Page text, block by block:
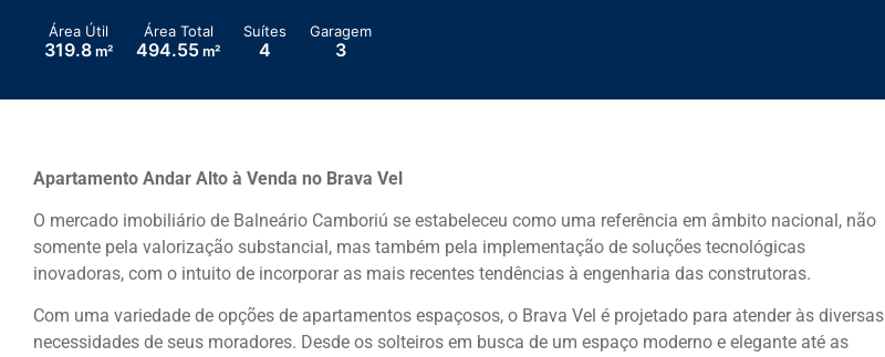
Área Útil
319.8 m²
Área Total
494.55 m²
Suítes
4
Garagem
3
Apartamento Andar Alto à Venda no Brava Vel
O mercado imobiliário de Balneário Camboriú se estabeleceu como uma referência em âmbito nacional, não
somente pela valorização substancial, mas também pela implementação de soluções tecnológicas
inovadoras, com o intuito de incorporar as mais recentes tendências à engenharia das construtoras.
Com uma variedade de opções de apartamentos espaçosos, o Brava Vel é projetado para atender às diversas
necessidades de seus moradores. Desde os solteiros em busca de um espaço moderno e elegante até as